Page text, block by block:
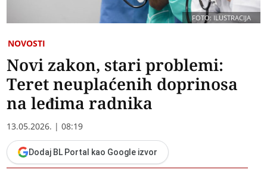
FOTO: ILUSTRACIJA
NOVOSTI
Novi zakon, stari problemi:
Teret neuplaćenih doprinosa
na leđima radnika
13.05.2026. | 08:19
Dodaj BL Portal kao Google izvor